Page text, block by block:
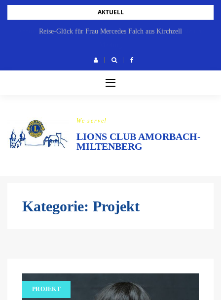
Skip
AKTUELL
Reise-Glück für Frau Mercedes Falch aus Kirchzell
We serve!
LIONS CLUB AMORBACH-
MILTENBERG
Kategorie: Projekt
PROJEKT